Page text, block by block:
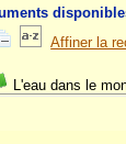
Affiner la
L'eau dans le